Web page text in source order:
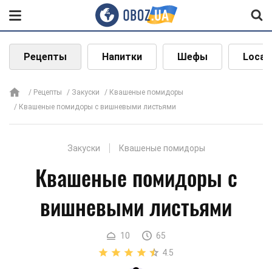
Рецепты Напитки Шефы Local
Рецепты Закуски
Квашеные помидоры
Квашеные помидоры с вишневыми листьями
Закуски Квашеные помидоры
Квашеные помидоры с
вишневыми листьями
10
65
4.5